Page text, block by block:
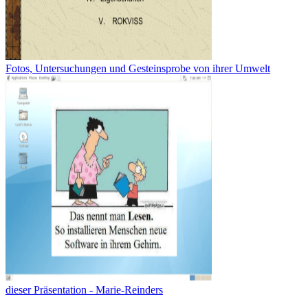
Fotos, Untersuchungen und Gesteinsprobe von ihrer Umwelt
dieser Präsentation - Marie-Reinders